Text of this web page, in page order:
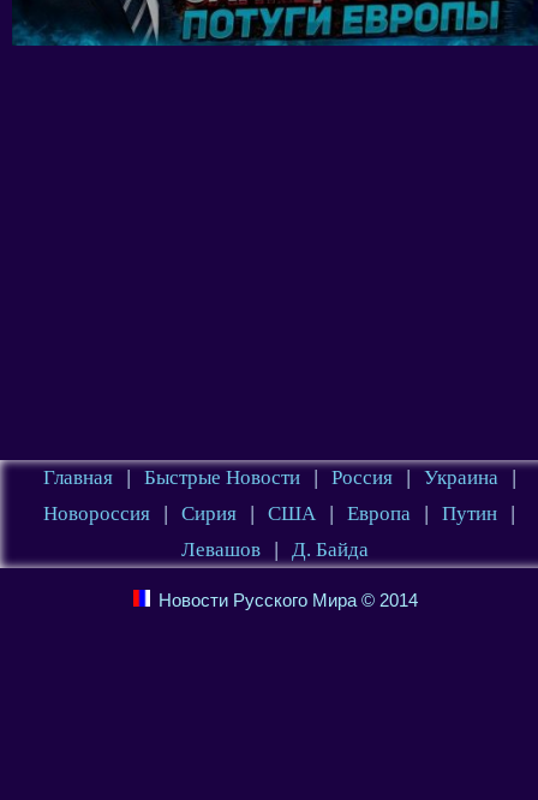
Главная | Быстрые Новости | Россия | Украина
|
Новороссия
| Сирия | США | Европа | Путин
|
Левашов
| Д. Байда
Новости Русского Мира © 2014